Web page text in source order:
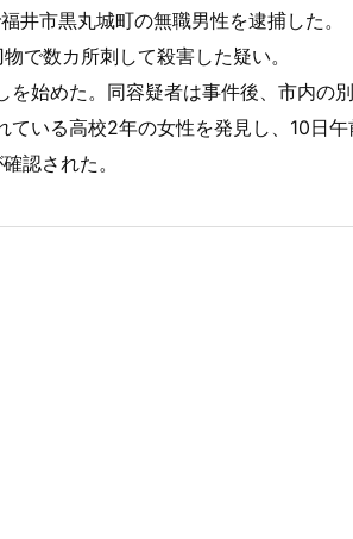
井市黒丸城町の無職男性を逮捕した。
で数カ所刺して殺害した疑い。
始めた。同容疑者は事件後、市内の
ている高校2年の女性を発見し、10日
認された。